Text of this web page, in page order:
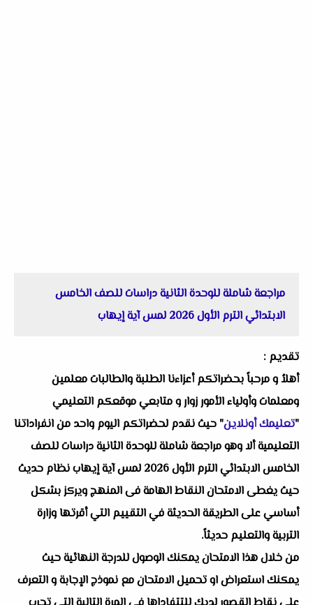
مراجعة شاملة للوحدة الثانية دراسات للصف الخامس
الابتدائي الترم الأول 2026 لمس آية إيهاب
تقديم :
أهلاُ و مرحباً بحضراتكم أعزاءنا الطلبة والطالبات معلمين
ومعلمات وأولياء الأمور زوار و متابعي موقعكم التعليمي
"تعليمك أونلاين" حيث نقدم لحضراتكم اليوم واحد من انفراداتنا
التعليمية ألا وهو مراجعة شاملة للوحدة الثانية دراسات للصف
الخامس الابتدائي الترم الأول 2026 لمس آية إيهاب نظام حديث
حيث يغطى الامتحان النقاط الهامة فى المنهج ويركز بشكل
أساسي على الطريقة الحديثة في التقييم التي أقرتها وزارة
التربية والتعليم حديثاً.
من خلال هذا الامتحان يمكنك الوصول للدرجة النهائية حيث
يمكنك استعراض او تحميل الامتحان مع نموذج الإجابة و التعرف